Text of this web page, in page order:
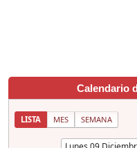
Calendario
LISTA MES SEMANA